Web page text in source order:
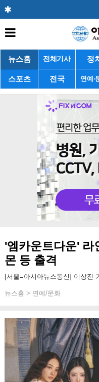
뉴스홈 전체기사 정
스포츠 전국 연예·
'엠카운트다운' 라
몬 등 출격
[서울=아시아뉴스통신] 이상진
뉴스홈 > 연예/문화